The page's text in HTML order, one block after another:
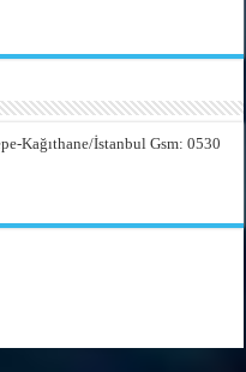
Kağıthane/İstanbul Gsm: 0530